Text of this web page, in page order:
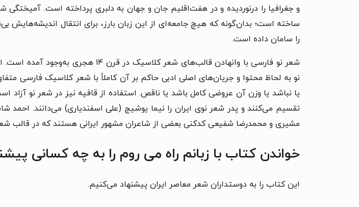
و جغرافیا را درنوردیده و در هفت‌اقلیم جان و جهان به دلبری پرداخته است.
ساخته است؛ بدان‌گونه که هیچ جامعه‌ای از این زبان بارز، برای انتقال اندیشه‌هایش
را سامان داده است.
شعر نو فارسی با وانهادن قالب‌های شعر
نو به لحاظ محتوا و جریان‌های اصلی ادبی حاکم بر آن کاملاً با شعر کلاسیک
تقسیم می‌کنند و پدر شعر نوی ایران را نیما یوشیج (علی اسفندیاری) می‌دانند. احمد
مشیری و محمدرضا شفیعی کدکنی بعضی از شاعران مشهور ایرانی هستند که در قالب
خواندن کتاب با زبانم راه می روم را به چه کسانی
این کتاب را به دوستداران شعر معاصر ایران پیشنهاد می‌کنیم.